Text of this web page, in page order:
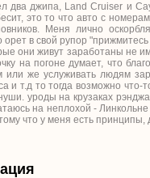
два джипа, Land Cruiser и
это то что авто с
Меня лично
орет в свой рупор
они живут заработаны не
на погоне думает, что
или же услуживать людям
и т.д то тогда возможно
уроды на крузаках
на неплохой -
что у меня есть